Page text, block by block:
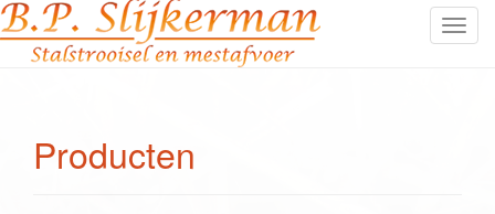
S
Producten